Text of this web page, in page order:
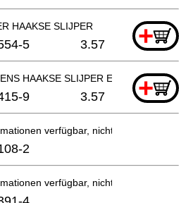
HAAKSE SLIJPER +
5 3.57
HAAKSE SLIJPER EN +
9 3.57
verfügbar, nicht bestellbar
2
verfügbar, nicht bestellbar